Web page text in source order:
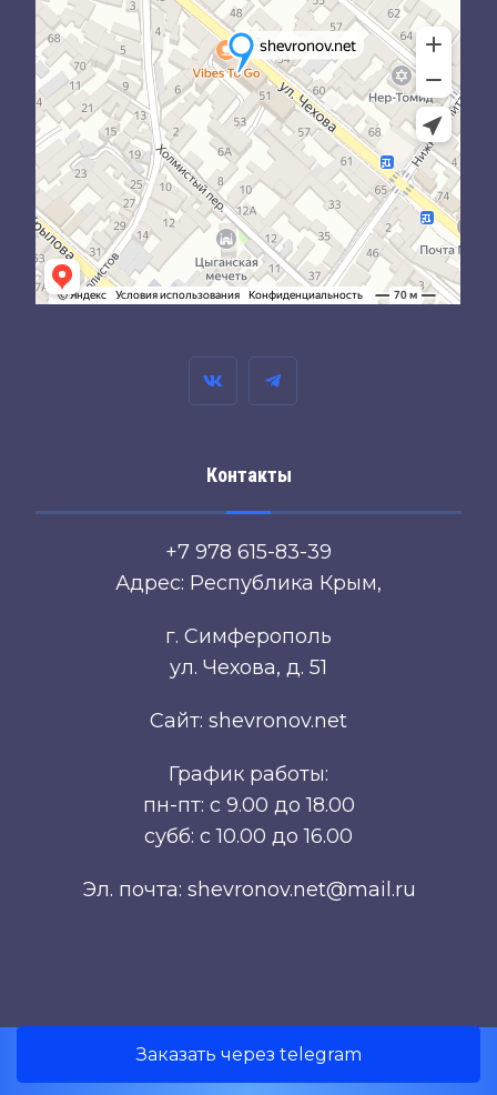
Контакты
+7 978 615-83-39
Адрес: Республика Крым,
г. Симферополь
ул. Чехова, д. 51
Сайт: shevronov.net
График работы:
пн-пт: с 9.00 до 18.00
субб: с 10.00 до 16.00
Эл. почта: shevronov.net@mail.ru
Разработка сайта Симферополь.
Заказать через telegram